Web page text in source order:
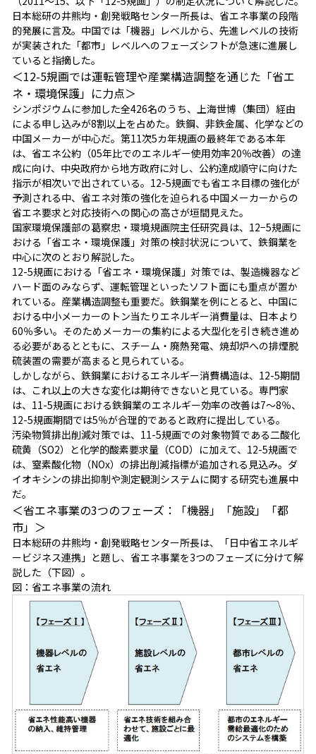
日本総研の井熊均・創発戦略センター所長は、省エネ事業の段階
的発展に言及。中国では「機器」レベルから、先進レベルの技術
が実装された「都市」レベルへのフェーズシフトが急速に進展し
ていると指摘した。
＜12-5規画では運転管理や産業構造調整を通じた「省エ
ネ・環境保護」に力点＞
シンポジウムに参加した全426名のうち、上海世博（集団）経由
による申し込みが8割以上を占めた。鉄鋼、非鉄金属、化学などの
中国メーカーが中心だ。第11次5カ年規画の最終年である本年
は、省エネ公約（05年比でのエネルギー使用効率20％改善）の達
成に向け、中央政府から地方政府に対し、公約達成順守に向けた
指示が相次いで出されている。12-5規画でも省エネ目標の強化が
予測される中、省エネ対策の強化を迫られる中国メーカーからの
省エネ要求と対応技術への関心の高さが垣間見えた。
国家環境保護部の葛察忠・環境規画院主任研究員は、12−5規画に
おける「省エネ・環境保護」対策の検討状況について、鉄鋼業を
中心に次のとおり解説した。
12-5規画における「省エネ・環境保護」対策では、製造機器など
ハード面のみならず、運転管理といったソフト面にも重点が置か
れている。産業構造調整も重要だ。鉄鋼業を例にとると、中国に
おける中小メーカーのトン当たりエネルギー消費量は、日本より
60％多い。そのためメーカーの集約による大型化を引き続き進め
る必要があるとともに、スチーム・廃熱発電、焼却炉への排煙脱
硫装置の需要が高まると見られている。
しかしながら、鉄鋼業におけるエネルギー消費構造は、12-5期間
は、これ以上の大きな変化は期待できないと見ている。専門家
は、11-5規画における鉄鋼業のエネルギー効率の改善は7～8％、
12-5規画期間では5％が合理的であると政府に提出している。
汚染物質排出削減対策では、11-5規画での対象物質である二酸化
硫黄（SO2）と化学的酸素要求量（COD）に加えて、12-5規画で
は、窒素酸化物（NOx）の排出削減指標が追加される見込み。ダ
イオキシンの排出抑制や測定観測システムに関する研究も進展中
だ。
＜省エネ事業の3つのフェーズ：「機器」「施設」「都
市」＞
日本総研の井熊均・創発戦略センター所長は、「日中省エネルギ
ービジネス連携」と題し、省エネ事業を3つのフェーズに分けて解
説した（下図）。
図：省エネ事業の流れ